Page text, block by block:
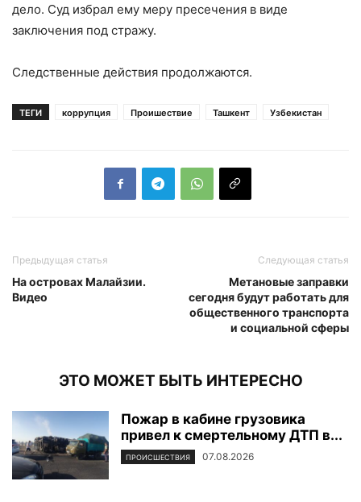
дело. Суд избрал ему меру пресечения в виде
заключения под стражу.
Следственные действия продолжаются.
ТЕГИ коррупция Проишествие Ташкент Узбекистан
Предыдущая статья
На островах Малайзии.
Видео
Следующая статья
Метановые заправки
сегодня будут работать для
общественного транспорта
и социальной сферы
ЭТО МОЖЕТ БЫТЬ ИНТЕРЕСНО
Пожар в кабине грузовика
привел к смертельному ДТП в...
ПРОИСШЕСТВИЯ 07.08.2026